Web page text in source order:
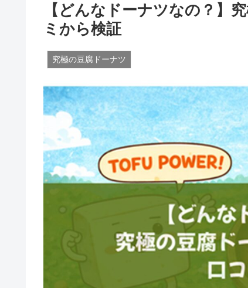
【どんなドーナツなの？】
ミから検証
究極の豆腐ドーナツ